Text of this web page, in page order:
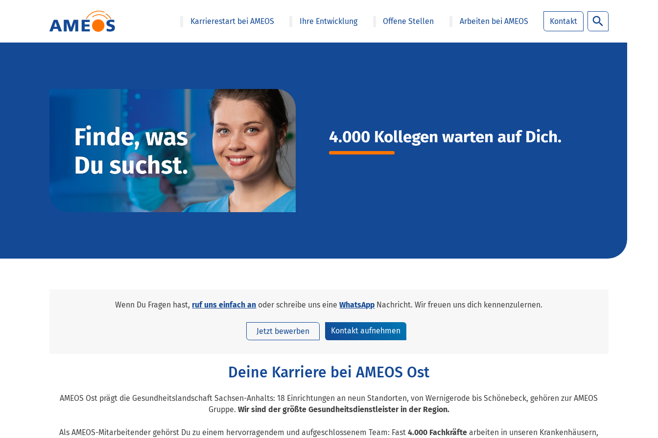
Kontakt
Karrierestart bei AMEOS Ihre Entwicklung Offene Stellen Arbeiten bei AMEOS
4.000 Kollegen warten auf Dich.
Wenn Du Fragen hast, ruf uns einfach an oder schreibe uns eineWhatsApp Nachricht. Wir freuen uns dich kennen­zulernen.
Jetzt bewerben Kontakt aufnehmen
Deine Karriere bei AMEOS Ost
AMEOS Ost prägt die Gesundheitslandschaft Sachsen-Anhalts: 18 Einrichtungen an neun Standorten, von Wernigerode bis Schönebeck, gehören zur AMEOS
Gruppe. Wir sind der größte Gesundheitsdienstleister in der Region.
Als AMEOS-Mitarbeitender gehörst Du zu einem hervorragendem und aufgeschlossenem Team: Fast4.000 Fachkräfte arbeiten in unseren Krankenhäusern,